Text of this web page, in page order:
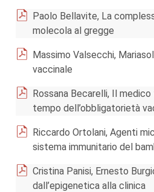
Paolo Bellavite, La
molecola al gregge
Massimo Valsecchi,
vaccinale
Rossana Becarelli, Il
tempo dell’obbligatorietà
Riccardo Ortolani, Agenti
sistema immunitario del
Cristina Panisi, Ernesto
dall’epigenetica alla clinica